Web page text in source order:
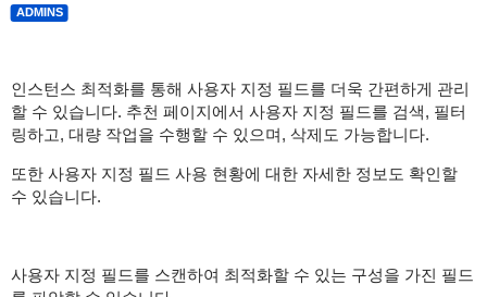
ADMINS
인스턴스 최적화를 통해 사용자 지정 필드를 더욱 간편하게 관리
할 수 있습니다. 추천 페이지에서 사용자 지정 필드를 검색, 필터
링하고, 대량 작업을 수행할 수 있으며, 삭제도 가능합니다.
또한 사용자 지정 필드 사용 현황에 대한 자세한 정보도 확인할
수 있습니다.
사용자 지정 필드를 스캔하여 최적화할 수 있는 구성을 가진 필드